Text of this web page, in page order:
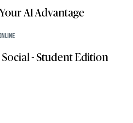
AI Advantage
- Student Edition